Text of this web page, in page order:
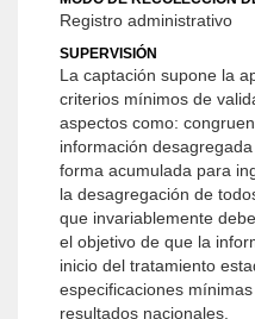
Registro administrativo
SUPERVISIÓN
La captación supone la
criterios mínimos de
aspectos como:
información
forma acumulada para
la desagregación de
que invariablemente
el objetivo de que la
inicio del tratamiento
especificaciones
resultados nacionales.